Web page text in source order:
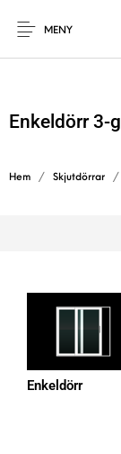
MENY
Enkeldörr 3-
Hem / Skjutdörrar /
Enkeldörr